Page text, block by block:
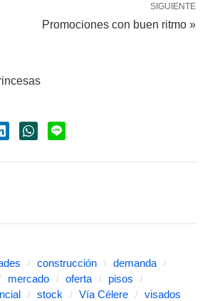
SIGUIENTE
Promociones con buen ritmo »
construcción
demanda
mercado oferta
pisos
stock Vía Célere
visados